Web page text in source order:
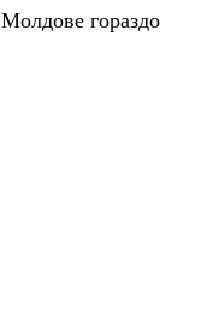
гораздо